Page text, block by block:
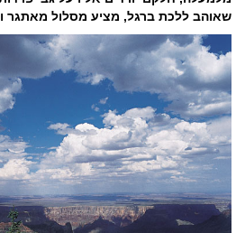
שאוהב ללכת ברגל, מציע מסלול מאתגר